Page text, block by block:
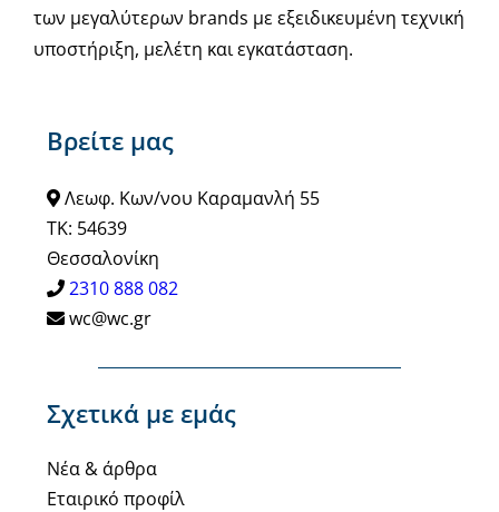
Βρείτε μας
Λεωφ. Κων/νου Καραμανλή 55
ΤΚ: 54639
Θεσσαλονίκη
2310 888 082
wc@wc.gr
Σχετικά με εμάς
Νέα & άρθρα
Εταιρικό προφίλ
των μεγαλύτερων brands με εξειδικευμένη τεχνική
υποστήριξη, μελέτη και εγκατάσταση.